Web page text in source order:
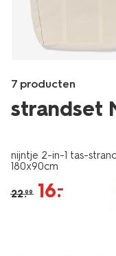
7 producten
strandset
pet-
canvas-
60470049.html
Products
nijntje 2-in-1 tas-
180x90cm
22.99 16.
–